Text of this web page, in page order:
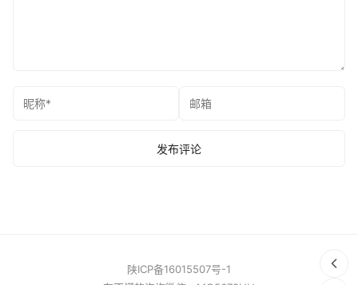
陕ICP备16015507号-1